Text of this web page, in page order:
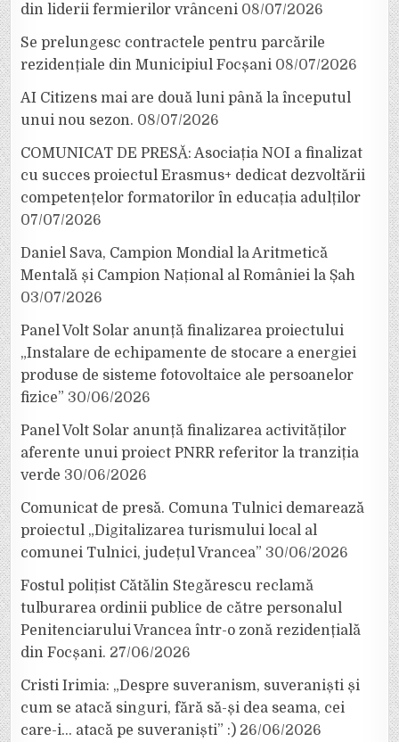
din liderii fermierilor vrânceni 08/07/2026
Se prelungesc contractele pentru parcările
rezidențiale din Municipiul Focșani 08/07/2026
AI Citizens mai are două luni până la începutul
unui nou sezon. 08/07/2026
COMUNICAT DE PRESĂ: Asociația NOI a finalizat
cu succes proiectul Erasmus+ dedicat dezvoltării
competențelor formatorilor în educația adulților
07/07/2026
Daniel Sava, Campion Mondial la Aritmetică
Mentală și Campion Național al României la Șah
03/07/2026
Panel Volt Solar anunță finalizarea proiectului
„Instalare de echipamente de stocare a energiei
produse de sisteme fotovoltaice ale persoanelor
fizice” 30/06/2026
Panel Volt Solar anunță finalizarea activităților
aferente unui proiect PNRR referitor la tranziția
verde 30/06/2026
Comunicat de presă. Comuna Tulnici demarează
proiectul „Digitalizarea turismului local al
comunei Tulnici, județul Vrancea” 30/06/2026
Fostul polițist Cătălin Stegărescu reclamă
tulburarea ordinii publice de către personalul
Penitenciarului Vrancea într-o zonă rezidențială
din Focșani. 27/06/2026
Cristi Irimia: „Despre suveranism, suveraniști și
cum se atacă singuri, fără să-și dea seama, cei
care-i… atacă pe suveraniști” :) 26/06/2026